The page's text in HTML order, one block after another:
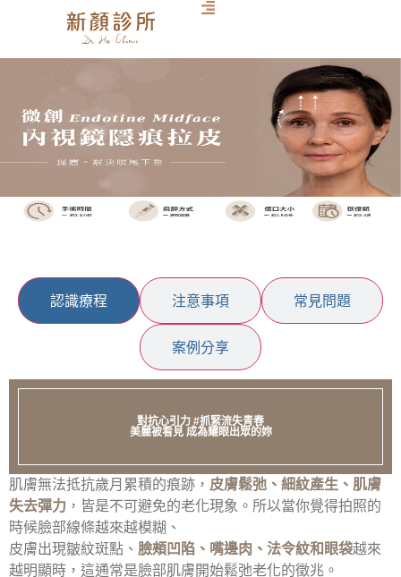
認識療程 注意事項 常見問題
案例分享
對抗心引力 #抓緊流失青春
美麗被看見 成為耀眼出眾的妳
肌膚無法抵抗歲月累積的痕跡， 皮膚鬆弛、細紋產生、肌膚
失去彈力 ，皆是不可避免的老化現象。所以當你覺得拍照的
時候臉部線條越來越模糊、
皮膚出現皺紋斑點、 臉頰凹陷、嘴邊肉、法令紋和眼袋越來
越明顯時，這通常是臉部肌膚開始鬆弛老化的徵兆。